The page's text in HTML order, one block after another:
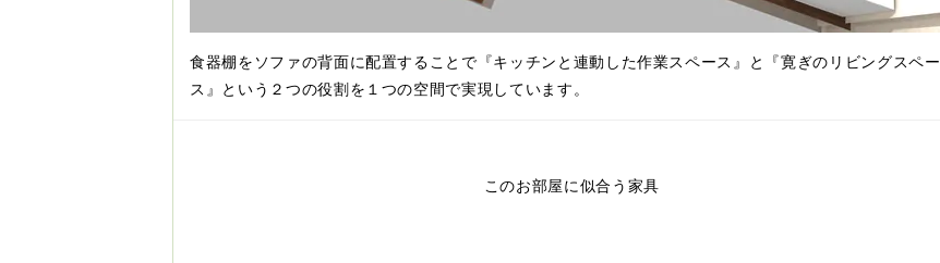
食器棚をソファの背面に配置することで『キッチンと連動した作業スペース』と『寛ぎのリビングスペー
ス』という２つの役割を１つの空間で実現しています。
このお部屋に似合う家具